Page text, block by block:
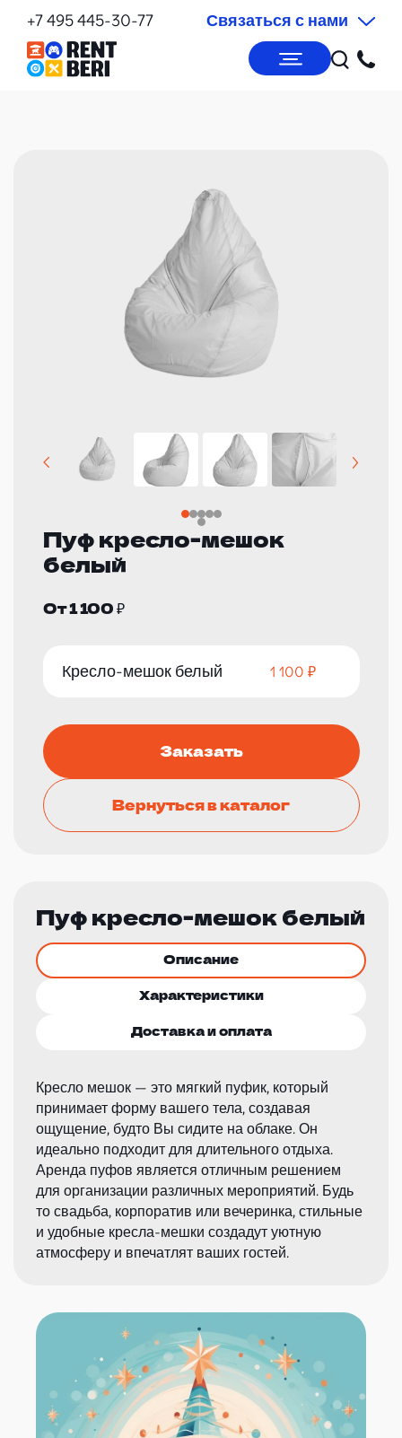
+7 495 445-30-77 Связаться с нами
Пуф кресло-мешок
белый
От 1 100 ₽
Кресло-мешок белый 1 100 ₽
Заказать
Вернуться в каталог
Пуф кресло-мешок белый
Описание
Характеристики
Доставка и оплата
Кресло мешок — это мягкий пуфик, который
принимает форму вашего тела, создавая
ощущение, будто Вы сидите на облаке. Он
идеально подходит для длительного отдыха.
Аренда пуфов является отличным решением
для организации различных мероприятий. Будь
то свадьба, корпоратив или вечеринка, стильные
и удобные кресла-мешки создадут уютную
атмосферу и впечатлят ваших гостей.